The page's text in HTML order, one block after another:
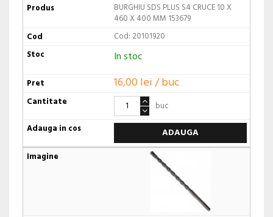
BURGHIU SDS PLUS S4 CRUCE 10 X
460 X 400 MM 153679
Cod: 20101920
In stoc
16,00 lei / buc
buc
ADAUGA